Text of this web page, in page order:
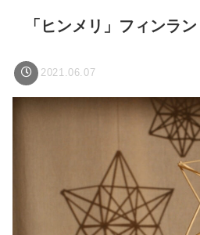
「ヒンメリ」フィンラ
2021.06.07